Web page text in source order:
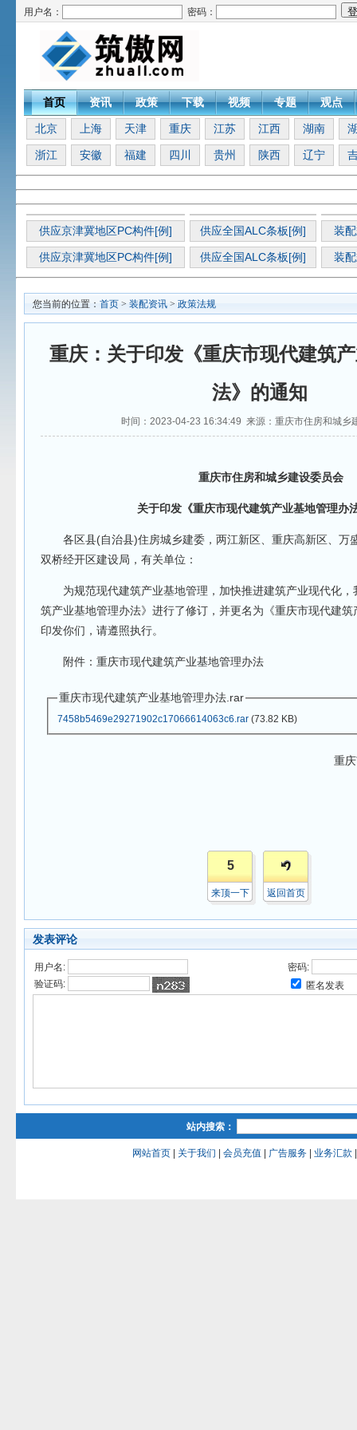
用户名： 密码：
首页 资讯 政策 下载 视频 专题 观点
北京 上海 天津 重庆 江苏 江西 湖南
浙江 安徽 福建 四川 贵州 陕西 辽宁
供应京津冀地区PC构件[例] 供应全国ALC条板[例] 装
供应京津冀地区PC构件[例] 供应全国ALC条板[例] 装
您当前的位置： 首页 > 装配资讯 > 政策法规
重庆：关于印发《重庆市现代建筑
法》的通知
时间：2023-04-23 16:34:49 来源：重庆市住房和城乡
重庆市住房和城乡建设委员会
关于印发《重庆市现代建筑产业基地管理办
各区县(自治县)住房城乡建委，两江新区、重庆高新区、万
双桥经开区建设局，有关单位：
为规范现代建筑产业基地管理，加快推进建筑产业现代化，
筑产业基地管理办法》进行了修订，并更名为《重庆市现代建
印发你们，请遵照执行。
附件：重庆市现代建筑产业基地管理办法
重庆市现代建筑产业基地管理办法.rar
7458b5469e29271902c17066614063c6.rar(73.82 KB)
重庆
5
来顶一下 返回首页
发表评论
用户名:
密码:
验证码:
匿名发表
站内搜索：
网站首页 关于我们 会员充值 广告服务 业务汇款